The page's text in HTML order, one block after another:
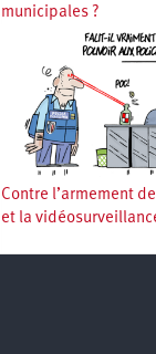
municipales ?
Contre l’armement
et la